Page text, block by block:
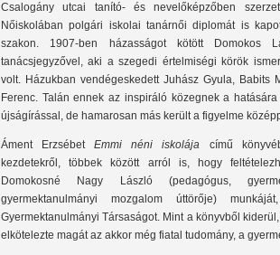
Csalogány utcai tanító- és nevelőképzőben
Nőiskolában polgári iskolai tanárnői diplomát is
szakon. 1907-ben házasságot kötött Domokos
tanácsjegyzővel, aki a szegedi értelmiségi körök
volt. Házukban vendégeskedett Juhász Gyula, Babits
Ferenc. Talán ennek az inspiráló közegnek a
újságírással, de hamarosan más került a figyelme
Áment ErzsébetEmmi néni iskolája című
kezdetekről, többek között arról is, hogy
Domokosné Nagy László (pedagógus,
gyermektanulmányi mozgalom úttörője)
Gyermektanulmányi Társaságot. Mint a könyvből
elkötelezte magát az akkor még fiatal tudomány, a